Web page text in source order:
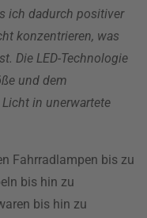
ich dadurch positiver
konzentrieren, was
Die LED-Technologie
und dem
in unerwartete
Fahrradlampen bis zu
bis hin zu
bis hin zu